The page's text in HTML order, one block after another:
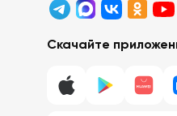
Скачайте